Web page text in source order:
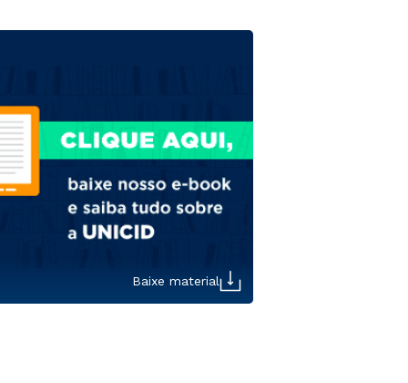
Baixe material